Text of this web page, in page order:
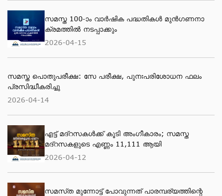
സമസ്ത 100-ാം വാര്‍ഷിക പദ്ധതികള്‍ മുന്‍ഗണനാ
ക്രമത്തില്‍ നടപ്പാക്കും
2026-04-15
സമസ്ത പൊതുപരീക്ഷ: സേ പരീക്ഷ, പുനഃപരിശോധന ഫലം
പ്രസിദ്ധീകരിച്ചു
2026-04-14
എട്ട് മദ്റസകള്‍ക്ക് കൂടി അംഗീകാരം; സമസ്ത
മദ്റസകളുടെ എണ്ണം 11,111 ആയി
2026-04-12
സമസ്‌ത മുന്നോട്ട് പോവുന്നത് പാരമ്പര്യത്തിന്റെ